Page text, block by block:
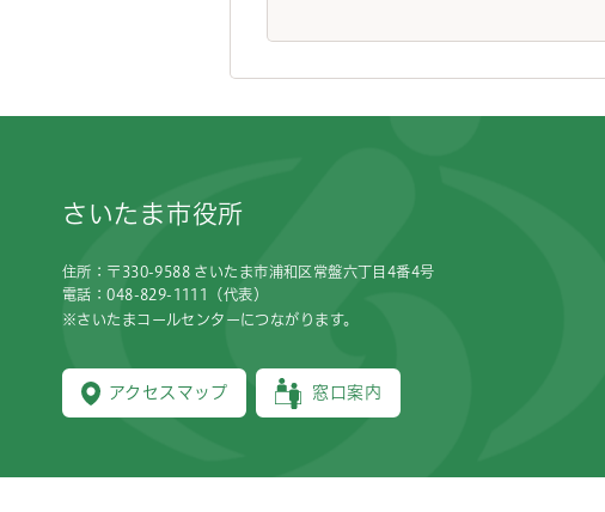
さいたま市役所
住所：〒330-9588 さいたま市浦和区常盤六丁目4番4号
電話：048-829-1111（代表）
※さいたまコールセンターにつながります。
アクセスマップ 窓口案内